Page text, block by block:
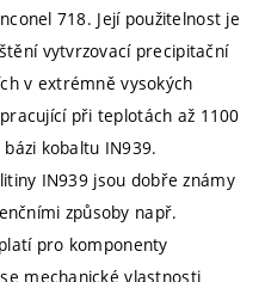
718. Její použitelnost je
vytvrzovací precipitační
v extrémně vysokých
při teplotách až 1100
kobaltu IN939.
IN939 jsou dobře známy
způsoby např.
pro komponenty
mechanické vlastnosti